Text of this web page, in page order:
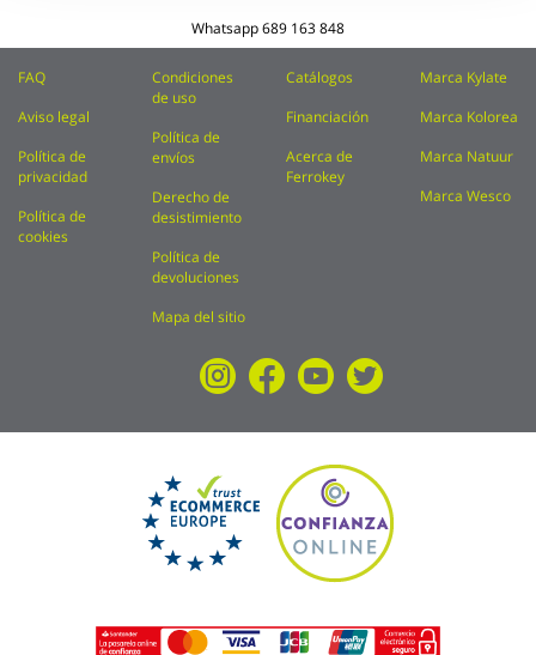
Whatsapp689 163 848
FAQ
Aviso legal
Política de
privacidad
Política de
cookies
Condiciones
de uso
Política de
envíos
Derecho de
desistimiento
Política de
devoluciones
Mapa del sitio
Catálogos
Financiación
Acerca de
Ferrokey
Marca Kylate
Marca Kolorea
Marca Natuur
Marca Wesco